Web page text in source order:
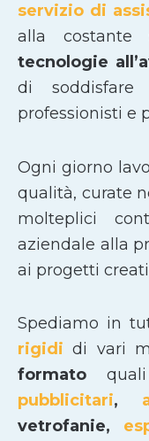
servizio di
alla costante
tecnologie
di
professionisti e
Ogni giorno
qualità, curate
molteplici
aziendale alla
ai progetti
Spediamo in
rigididi vari
formato
pubblicitari,
vetrofanie,